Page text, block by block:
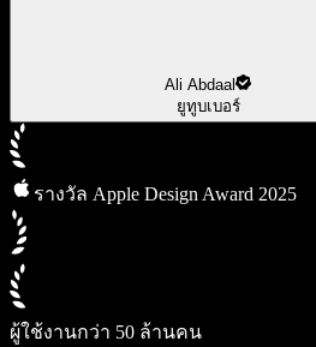
Ali Abdaal
ยูทูบเบอร์
รางวัล Apple Design Award 2025
ผู้ใช้งานกว่า 50 ล้านคน